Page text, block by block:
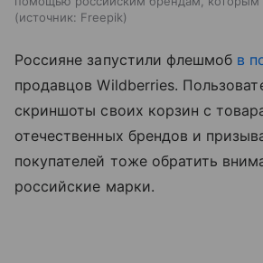
источник: Freepik
Россияне запустили флешмоб в
продавцов Wildberries.
скриншоты своих корзин с
отечественных брендов и
покупателей тоже обратить
российские марки.